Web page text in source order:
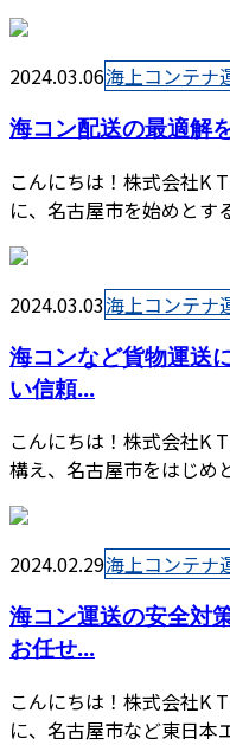
2024.03.06海上コンテナ
海コン配送の最適解
こんにちは！株式会社K
に、名古屋市を始めとす
2024.03.03海上コンテナ
海コンなど貨物運送
い信頼...
こんにちは！株式会社K
構え、名古屋市をはじめ
2024.02.29海上コンテナ
海コン運送の安全対
お任せ...
こんにちは！株式会社K
に、名古屋市など東日本